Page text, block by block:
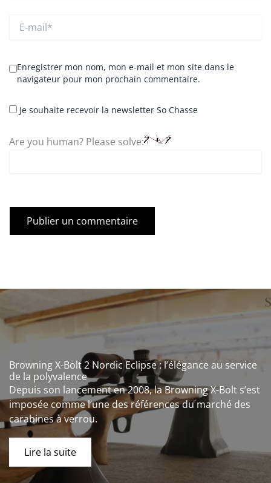
mail*
Enregistrer mon nom, mon e-mail et mon site dans le
navigateur pour mon prochain commentaire.
Je souhaite recevoir la newsletter So Chasse
Are you human? Please solve:
Browning X-Bolt 2 Nordic Eclipse : l’élégance au service
de la polyvalence
Depuis son lancement en 2008, la Browning X-Bolt s’est
imposée comme l’une des références du marché des
carabines à verrou.
Lire la suite